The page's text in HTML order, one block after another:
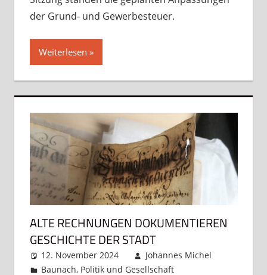
der Grund- und Gewerbesteuer.
Weiterlesen
ALTE RECHNUNGEN DOKUMENTIEREN
GESCHICHTE DER STADT
12. November 2024
Johannes Michel
Baunach, Politik und Gesellschaft